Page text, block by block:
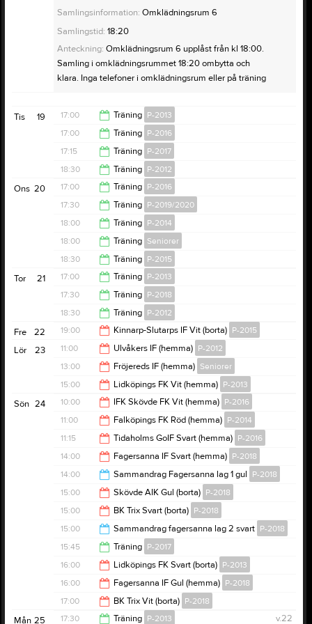
Samlingsinformation: Omklädningsrum 6
Samlingstid: 18:20
Anteckning: Omklädningsrum 6 upplåst från kl 18:00.
Samling i omklädningsrummet 18:20 ombytta och
klara. Inga telefoner i omklädningsrum eller på träning
19
Tis 17:00 Träning P-2013
18:30
17:00 Träning P-2016
18:30
17:15 Träning P-2017
18:30
18:30 Träning P-2012
19:30
20
Ons 17:00 Träning P-2016
18:30
17:30 Träning P-2019/2020
18:30
18:00 Träning P-2014
19:30
18:00 Träning Seniorer
19:30
18:30 Träning P-2015
20:00
21
Tor 17:00 Träning P-2013
18:30
17:30 Träning P-2018
19:00
18:30 Träning P-2012
19:30
22
Fre 19:00 Kinnarp-Slutarps IF Vit (borta) P-2015
21:00
23
Lör 11:00 Ulvåkers IF (hemma) P-2012
13:30
13:00 Fröjereds IF (hemma) Seniorer
15:00
15:00 Lidköpings FK Vit (hemma) P-2013
17:00
24
Sön 10:00 IFK Skövde FK Vit (hemma) P-2016
12:00
11:00 Falköpings FK Röd (hemma) P-2014
13:00
11:15 Tidaholms GoIF Svart (hemma) P-2016
13:15
14:00 Fagersanna IF Svart (hemma) P-2018
16:00
14:00 Sammandrag Fagersanna lag 1 gul P-2018
17:00
15:00 Skövde AIK Gul (borta) P-2018
17:00
15:00 BK Trix Svart (borta) P-2018
17:00
15:00 Sammandrag fagersanna lag 2 svart P-2018
18:00
15:45 Träning P-2017
17:00
16:00 Lidköpings FK Svart (borta) P-2013
18:00
16:00 Fagersanna IF Gul (hemma) P-2018
18:00
17:00 BK Trix Vit (borta) P-2018
25
Mån v.22
17:30 Träning P-2013